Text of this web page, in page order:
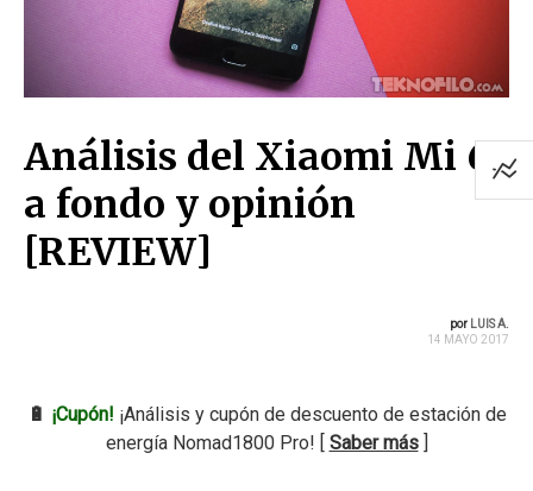
Análisis del Xiaomi Mi 6
a fondo y opinión
[REVIEW]
por LUIS A.
14 MAYO 2017
🔋 ¡Cupón! ¡Análisis y cupón de descuento de estación de
energía Nomad1800 Pro! [ Saber más]